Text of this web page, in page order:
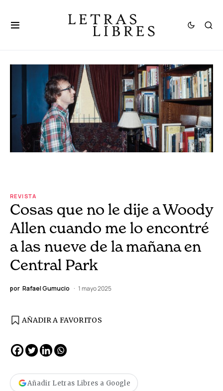
REVISTA
Cosas que no le dije a Woody
Allen cuando me lo encontré
a las nueve de la mañana en
Central Park
por Rafael Gumucio 1 mayo 2025
AÑADIR A FAVORITOS
Añadir Letras Libres a Google